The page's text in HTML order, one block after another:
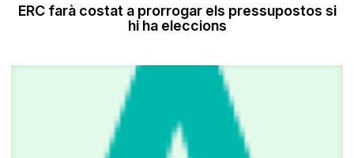
ERC farà costat a prorrogar els pressupostos si
hi ha eleccions